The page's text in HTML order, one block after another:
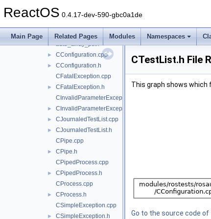
ReactOS 0.4.17-dev-590-gbc0a1de
Main Page Related Pages Modules Namespaces
► regtests
curl
► auto_array_ptr.h
► CConfiguration.cpp
►
CConfiguration.h
CFatalException.cpp
►
CFatalException.h
CInvalidParameterException.cpp
► CInvalidParameterException.h
► CJournaledTestList.cpp
►
CJournaledTestList.h
CPipe.cpp
►
CPipe.h
CPipedProcess.cpp
►
CPipedProcess.h
CProcess.cpp
►
CProcess.h
CSimpleException.cpp
► CSimpleException.h
CTestList.h File
This graph shows which
Go to the source code of